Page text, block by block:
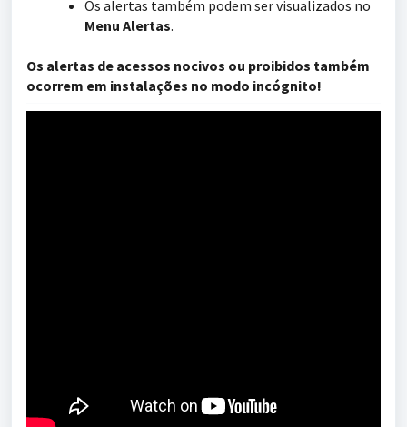
Os alertas também podem ser visualizados no
Menu Alertas.
Os alertas de acessos nocivos ou proibidos também
ocorrem em instalações no modo incógnito!